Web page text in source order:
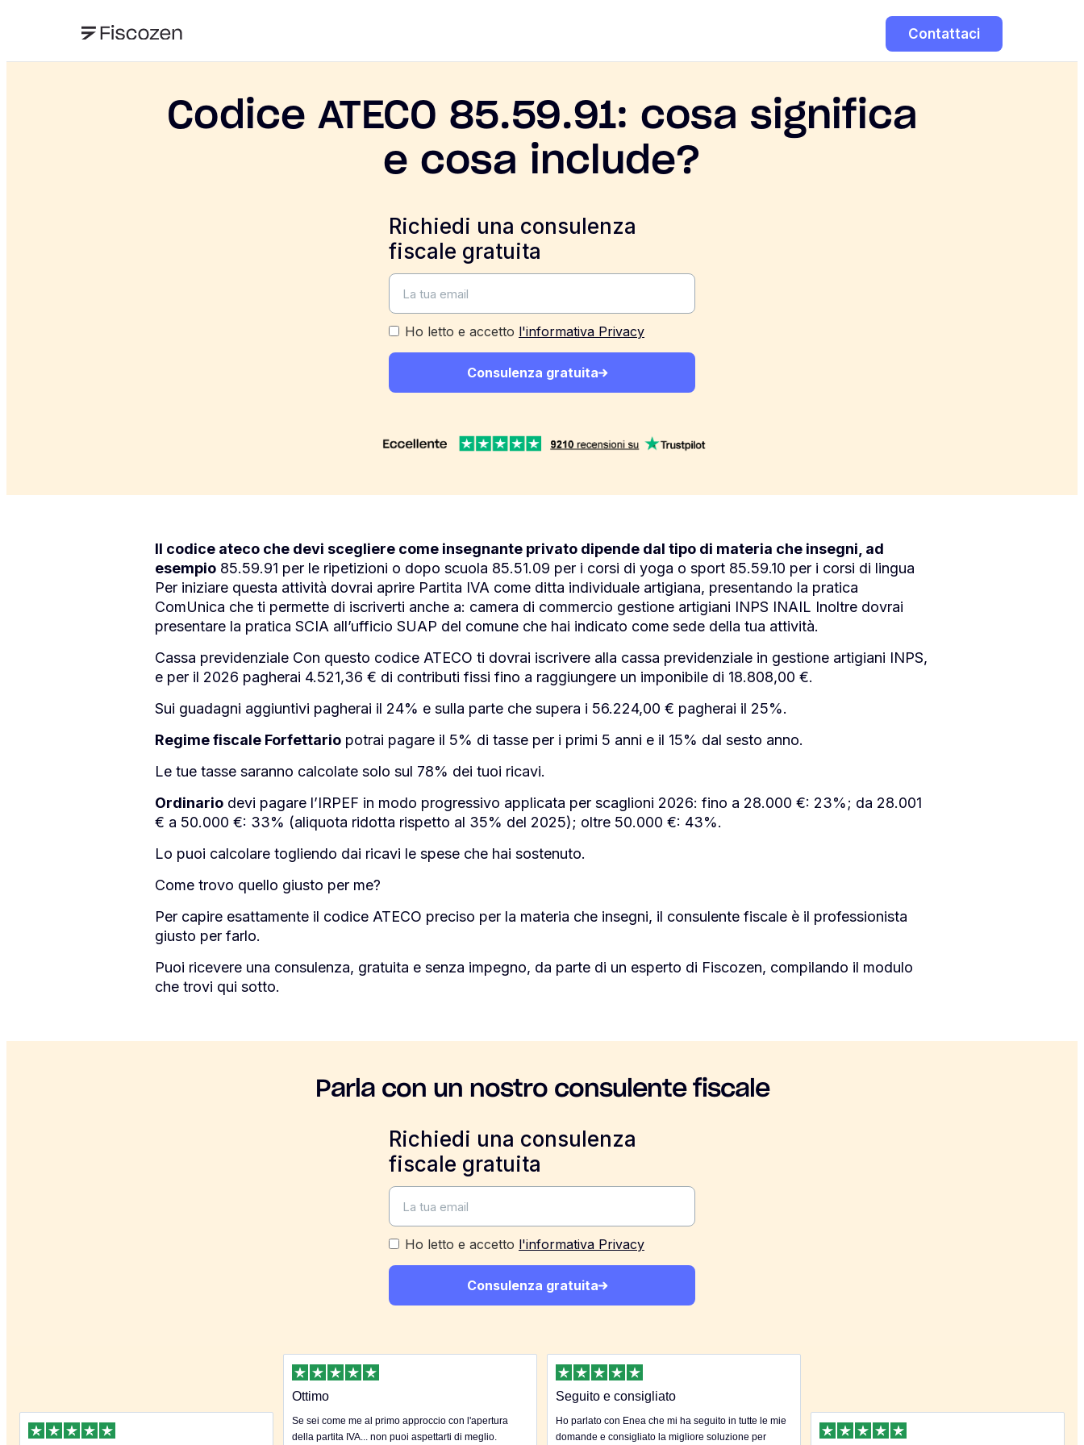
Contattaci
Codice ATECO 85.59.91: cosa significa
e cosa include?
Richiedi una consulenza
fiscale gratuita
Ho letto e accetto l'informativa Privacy
Consulenza gratuita
Il codice ateco che devi scegliere come insegnante privato dipende dal tipo di materia che insegni, ad
esempio 85.59.91 per le ripetizioni o dopo scuola 85.51.09 per i corsi di yoga o sport 85.59.10 per i corsi di lingua
Per iniziare questa attività dovrai aprire Partita IVA come ditta individuale artigiana, presentando la pratica
ComUnica che ti permette di iscriverti anche a: camera di commercio gestione artigiani INPS INAIL Inoltre dovrai
presentare la pratica SCIA all’ufficio SUAP del comune che hai indicato come sede della tua attività.
Cassa previdenziale Con questo codice ATECO ti dovrai iscrivere alla cassa previdenziale in gestione artigiani INPS,
e per il 2026 pagherai 4.521,36 € di contributi fissi fino a raggiungere un imponibile di 18.808,00 €.
Sui guadagni aggiuntivi pagherai il 24% e sulla parte che supera i 56.224,00 € pagherai il 25%.
Regime fiscale Forfettario potrai pagare il 5% di tasse per i primi 5 anni e il 15% dal sesto anno.
Le tue tasse saranno calcolate solo sul 78% dei tuoi ricavi.
Ordinario devi pagare l’IRPEF in modo progressivo applicata per scaglioni 2026: fino a 28.000 €: 23%; da 28.001
€ a 50.000 €: 33% (aliquota ridotta rispetto al 35% del 2025); oltre 50.000 €: 43%.
Lo puoi calcolare togliendo dai ricavi le spese che hai sostenuto.
Come trovo quello giusto per me?
Per capire esattamente il codice ATECO preciso per la materia che insegni, il consulente fiscale è il professionista
giusto per farlo.
Puoi ricevere una consulenza, gratuita e senza impegno, da parte di un esperto di Fiscozen, compilando il modulo
che trovi qui sotto.
Parla con un nostro consulente fiscale
Richiedi una consulenza
fiscale gratuita
Ho letto e accetto l'informativa Privacy
Consulenza gratuita
Ottimo
Se sei come me al primo approccio con l'apertura
della partita IVA... non puoi aspettarti di meglio.
Seguito e consigliato
Ho parlato con Enea che mi ha seguito in tutte le mie
domande e consigliato la migliore soluzione per